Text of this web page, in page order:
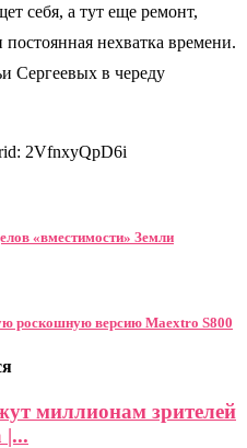
себя, а тут еще ремонт,
нехватка времени.
Сергеевых в череду
2VfnxyQpD6i
«вместимости» Земли
роскошную версию Maextro S800
миллионам зрителей
|...